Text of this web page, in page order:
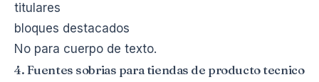
titulares
bloques destacados
No para cuerpo de texto.
4. Fuentes sobrias para tiendas de producto tecnico